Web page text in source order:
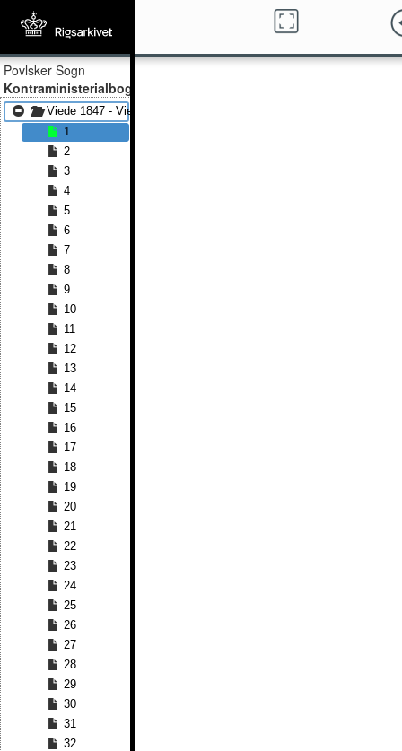
Povlsker Sogn
Kontraministerialbog
Viede 1847 - Viede 1867
1
2
3
4
5
6
7
8
9
10
11
12
13
14
15
16
17
18
19
20
21
22
23
24
25
26
27
28
29
30
31
32